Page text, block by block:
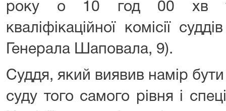
року о 10 год 00 хв у
кваліфікаційної комісії
Генерала Шаповала, 9).
Суддя, який виявив намір
суду того самого рівня і